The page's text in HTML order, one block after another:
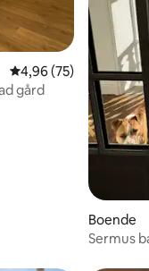
4,96 av 5 i
4,96 (75)
gård
Boende
Sermus